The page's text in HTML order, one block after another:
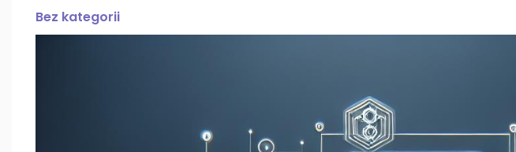
Bez kategorii